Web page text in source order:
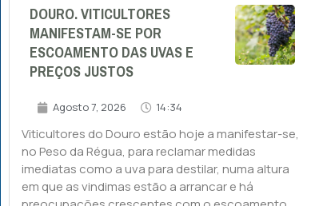
DOURO. VITICULTORES
MANIFESTAM-SE POR
ESCOAMENTO DAS UVAS E
PREÇOS JUSTOS
Agosto 7, 2026 14:34
Viticultores do Douro estão hoje a manifestar-se,
no Peso da Régua, para reclamar medidas
imediatas como a uva para destilar, numa altura
em que as vindimas estão a arrancar e há